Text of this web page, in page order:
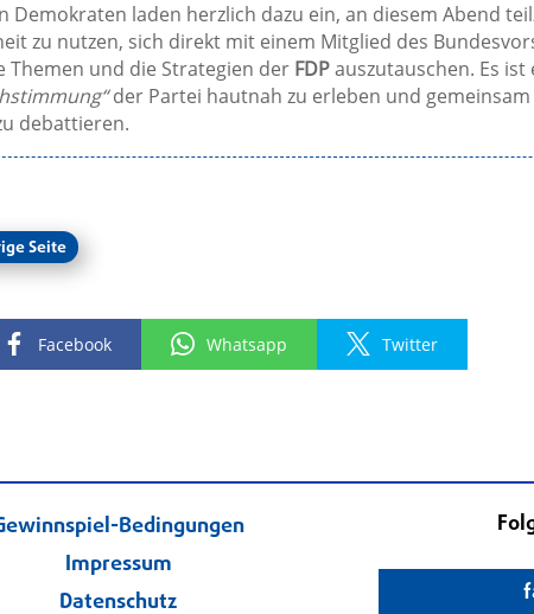
Demokraten laden herzlich dazu ein, an diesem Abend
zu nutzen, sich direkt mit einem Mitglied des
Themen und die Strategien der FDPauszutauschen. Es ist
der Partei hautnah zu erleben und
debattieren.
Seite
Facebook Whatsapp Twitter
Bedingungen
Impressum
Datenschutz